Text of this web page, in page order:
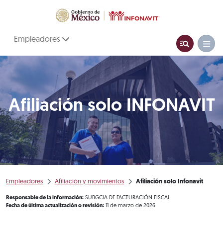
Empleadores
Afiliación solo INFONAVIT
Empleadores Afiliación y movimientos Afiliación solo Infonavit
Responsable de la información: SUBGCIA DE FACTURACIÓN FISCAL
Fecha de última actualización o revisión: 11 de marzo de 2026